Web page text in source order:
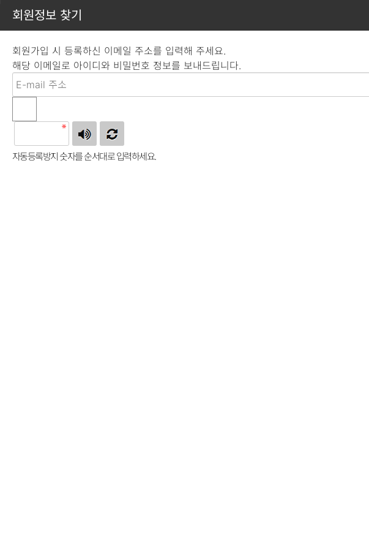
회원정보 찾기
회원가입 시 등록하신 이메일 주소를 입력해 주세요.
해당 이메일로 아이디와 비밀번호 정보를 보내드립니다.
자동등록방지
자동등록방지 숫자를 순서대로 입력하세요.